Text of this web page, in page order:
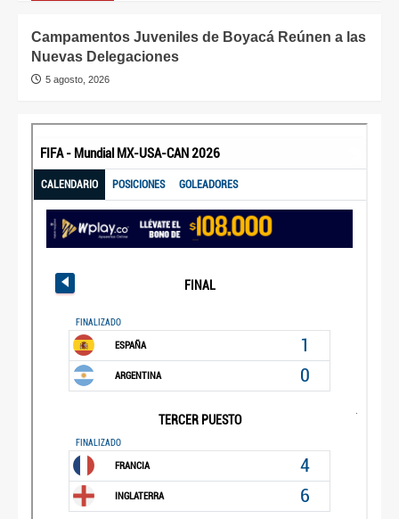
Campamentos Juveniles de Boyacá Reúnen a las
Nuevas Delegaciones
5 agosto, 2026